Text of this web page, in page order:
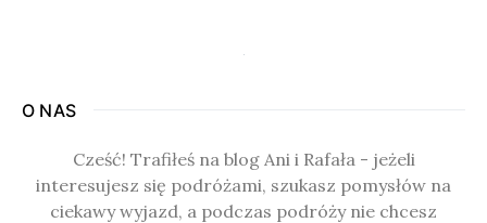
O NAS
Cześć! Trafiłeś na blog Ani i Rafała - jeżeli
interesujesz się podróżami, szukasz pomysłów na
ciekawy wyjazd, a podczas podróży nie chcesz